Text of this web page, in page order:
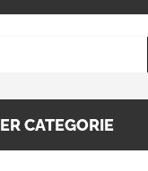
CATEGORIE